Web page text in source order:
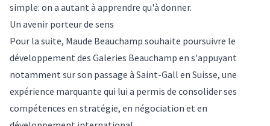
simple: on a autant à apprendre qu'à donner.
Un avenir porteur de sens
Pour la suite, Maude Beauchamp souhaite poursuivre le
développement des Galeries Beauchamp en s'appuyant
notamment sur son passage à Saint-Gall en Suisse, une
expérience marquante qui lui a permis de consolider ses
compétences en stratégie, en négociation et en